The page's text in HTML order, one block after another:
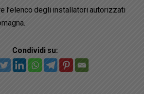
l’elenco degli installatori autorizzati
Condividi su: